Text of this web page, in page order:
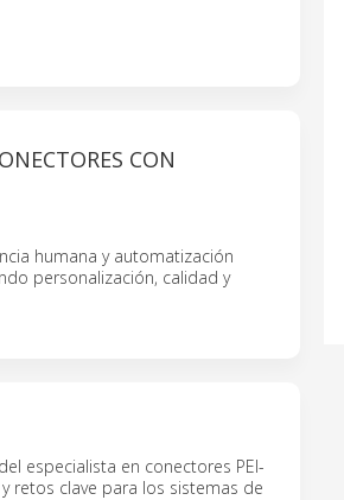
CON
humana y automatización
personalización, calidad y
especialista en conectores PEI-
retos clave para los sistemas de